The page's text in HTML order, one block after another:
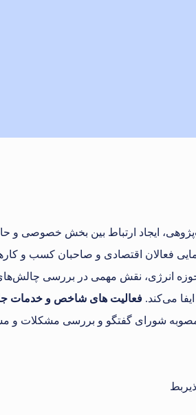
ایجاد ارتباط بین بخش خصوصی و
اقتصادی و صاحبان کسب و کارهایی
نقش مهمی در بررسی چالش‌های
می‌کند. فعالیت های شاخص و خدمات
شورای گفتگو و بررسی مشکلات و